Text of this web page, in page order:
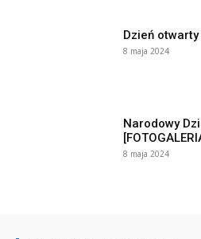
Dzień
8 maja 2024
Narodowy
8 maja 2024